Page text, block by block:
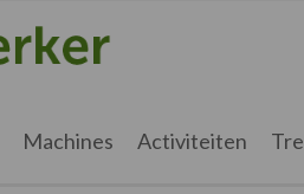
Machines Activiteiten